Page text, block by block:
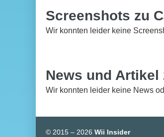
Screenshots zu
Wir konnten leider keine
News und
Wir konnten leider keine News
© 2015 – 2026 Wii Insider